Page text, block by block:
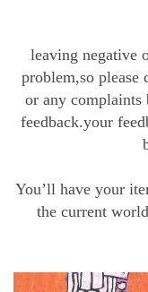
leaving negative
problem,so please
or any complaints
feedback.your
You’ll have your
the current